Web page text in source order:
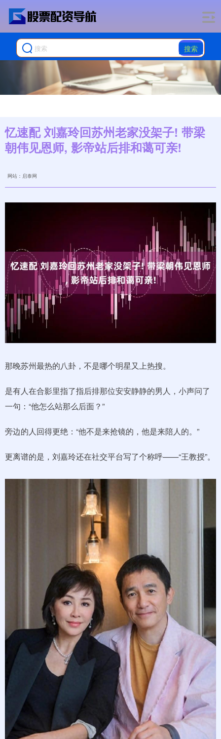
搜索
忆速配 刘嘉玲回苏州老家没架子! 带梁
朝伟见恩师, 影帝站后排和蔼可亲!
网站：启泰网
那晚苏州最热的八卦，不是哪个明星又上热搜。
是有人在合影里指了指后排那位安安静静的男人，小声问了
一句：“他怎么站那么后面？”
旁边的人回得更绝：“他不是来抢镜的，他是来陪人的。”
更离谱的是，刘嘉玲还在社交平台写了个称呼——“王教授”。